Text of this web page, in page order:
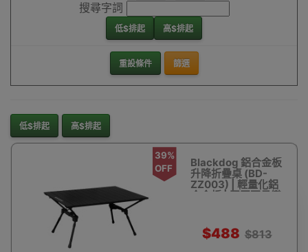
搜尋字詞
低$排起 高$排起
重設條件 篩選
低$排起 高$排起
39%
OFF
Blackdog 鋁合金板
升降折疊桌 (BD-
ZZ003) | 輕量化鋁
合金板 | 堅固不易變
$488 $813